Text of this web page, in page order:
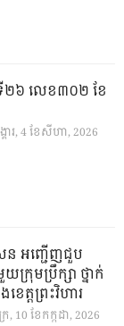
ទី២៦ លេខ៣០២ ខែ
ង្គារ, 4 ខែ​សីហា, 2026
ន អញ្ជើញជួប
មប្រឹក្សា ថ្នាក់
ខេត្តព្រះវិហារ
រ, 10 ខែ​កក្កដា, 2026